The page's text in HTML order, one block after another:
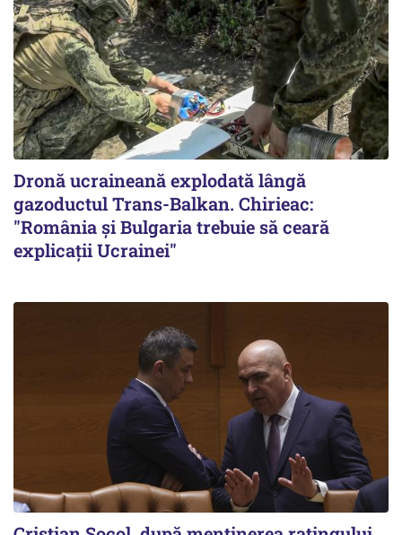
Dronă ucraineană explodată lângă
gazoductul Trans-Balkan. Chirieac:
"România și Bulgaria trebuie să ceară
explicații Ucrainei"